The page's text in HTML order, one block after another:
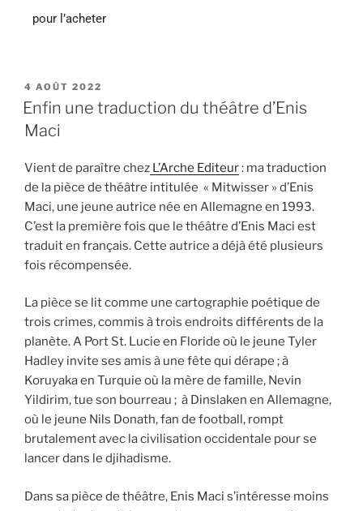
pour l’acheter
4 AOÛT 2022
Enfin une traduction du théâtre d’Enis
Maci
Vient de paraître chez L’Arche Editeur: ma traduction
de la pièce de théâtre intitulée « Mitwisser » d’Enis
Maci, une jeune autrice née en Allemagne en 1993.
C’est la première fois que le théâtre d’Enis Maci est
traduit en français. Cette autrice a déjà été plusieurs
fois récompensée.
La pièce se lit comme une cartographie poétique de
trois crimes, commis à trois endroits différents de la
planète. A Port St. Lucie en Floride où le jeune Tyler
Hadley invite ses amis à une fête qui dérape ; à
Koruyaka en Turquie où la mère de famille, Nevin
Yildirim, tue son bourreau ; à Dinslaken en Allemagne,
où le jeune Nils Donath, fan de football, rompt
brutalement avec la civilisation occidentale pour se
lancer dans le djihadisme.
Dans sa pièce de théâtre, Enis Maci s’intéresse moins